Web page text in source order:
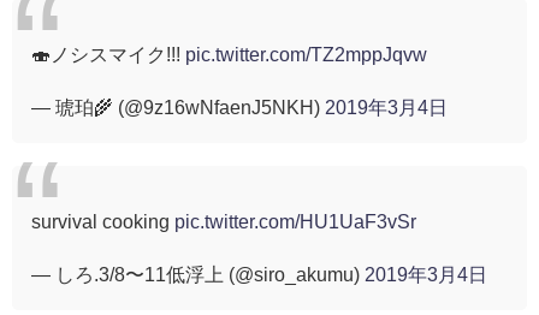
🍣ノシスマイク!!! pic.twitter.com/TZ2mppJqvw
— 琥珀🌾 (@9z16wNfaenJ5NKH) 2019年3月4日
survival cooking pic.twitter.com/HU1UaF3vSr
— しろ.3/8〜11低浮上 (@siro_akumu) 2019年3月4日